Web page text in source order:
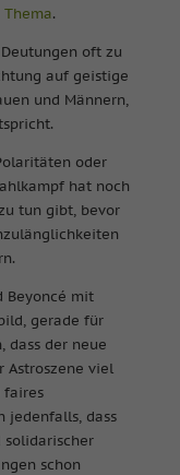
.
oft zu
auf geistige
und Männern,
oder
hat noch
tun gibt, bevor
Beyoncé mit
gerade für
dass der neue
Astroszene viel
faires
jedenfalls, dass
solidarischer
schon